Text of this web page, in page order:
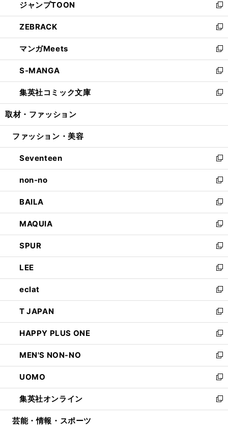
く
で
開
く
ド
ウ
で
開
く
ィ
ン
ド
ウ
で
開
く
い
ウ
ィ
ン
ド
ウ
で
開
く
ジャンプTOON
新
し
い
ウ
ィ
ン
ド
ウ
で
開
ZEBRACK
新
し
い
ウ
ィ
ン
ド
ウ
開
マンガMeets
新
し
い
ウ
ィ
ン
ウ
開
く
S-MANGA
新
し
い
ウ
ン
ウ
で
開
く
集英社コミック文庫
新
し
ウ
ン
ド
ウ
で
開
く
取材・ファッション
ファッション・美容
Seventeen
新
し
い
ウ
ィ
ン
ド
ウ
で
開
く
non-no
新
し
い
ウ
ィ
ン
ド
ウ
で
開
く
BAILA
新
し
い
ウ
ィ
ン
ド
ウ
で
開
く
MAQUIA
新
し
い
ウ
ィ
ン
ド
ウ
で
開
く
SPUR
新
し
い
ウ
ィ
ン
ド
ウ
で
開
く
LEE
新
し
い
ウ
ィ
ン
ド
ウ
で
開
く
eclat
新
し
い
ウ
ィ
ン
ド
ウ
で
開
く
T JAPAN
新
し
い
ウ
ィ
ン
ド
ウ
で
開
HAPPY PLUS ONE
新
し
い
ウ
ィ
ン
ド
ウ
MEN'S NON-NO
新
し
い
ウ
ィ
ン
UOMO
新
し
い
ウ
集英社オンライン
新
し
芸能・情報・スポーツ